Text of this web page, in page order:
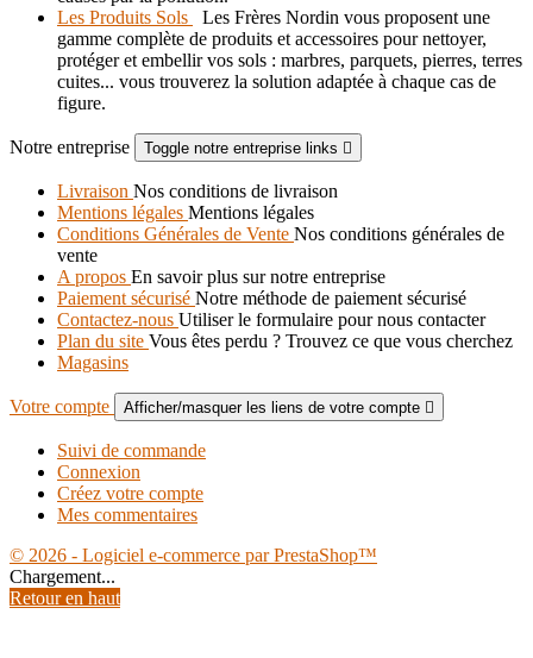
Les Produits Sols
Les Frères Nordin vous proposent une
gamme complète de produits et accessoires pour nettoyer,
protéger et embellir vos sols : marbres, parquets, pierres, terres
cuites... vous trouverez la solution adaptée à chaque cas de
figure.
Notre entreprise Toggle notre entreprise links 
Livraison Nos conditions de livraison
Mentions légales Mentions légales
Conditions Générales de Vente Nos conditions générales de
vente
A propos En savoir plus sur notre entreprise
Paiement sécurisé Notre méthode de paiement sécurisé
Contactez-nous Utiliser le formulaire pour nous contacter
Plan du site Vous êtes perdu ? Trouvez ce que vous cherchez
Magasins
Votre compte Afficher/masquer les liens de votre compte 
Suivi de commande
Connexion
Créez votre compte
Mes commentaires
© 2026 - Logiciel e-commerce par PrestaShop™
Chargement...
Retour en haut